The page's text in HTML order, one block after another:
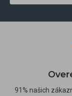
91% našich